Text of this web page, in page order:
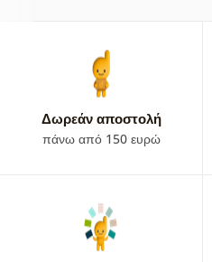
Δωρεάν αποστολή
πάνω από 150 ευρώ